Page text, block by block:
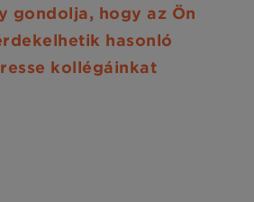
gondolja, hogy az Ön
hasonló
kollégáinkat